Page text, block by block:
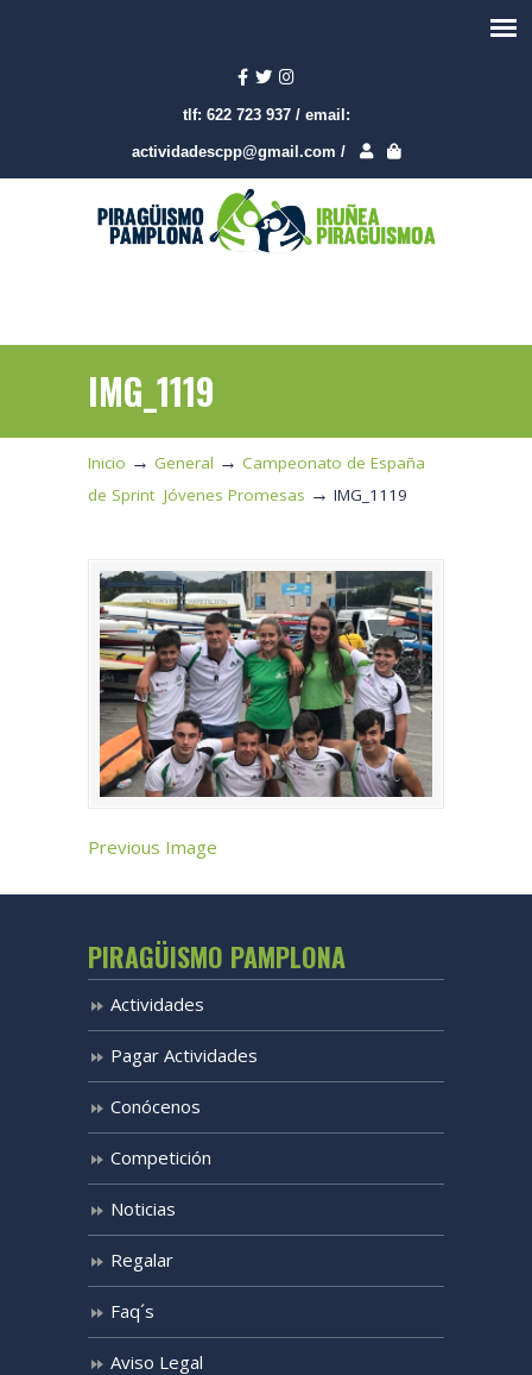
tlf: 622 723 937 / email:
actividadescpp@gmail.com /
IMG_1119
Inicio → General → Campeonato de España
de Sprint Jóvenes Promesas → IMG_1119
Previous Image
PIRAGÜISMO PAMPLONA
Actividades
Pagar Actividades
Conócenos
Competición
Noticias
Regalar
Faq´s
Aviso Legal